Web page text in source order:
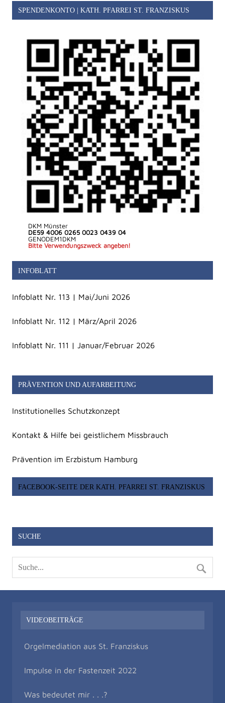
SPENDENKONTO | KATH. PFARREI ST. FRANZISKUS
DKM Münster
DE59 4006 0265 0023 0439 04
GENODEM1DKM
Bitte Verwendungszweck angeben!
INFOBLATT
Infoblatt Nr. 113 | Mai/Juni 2026
Infoblatt Nr. 112 | März/April 2026
Infoblatt Nr. 111 | Januar/Februar 2026
PRÄVENTION UND AUFARBEITUNG
Institutionelles Schutzkonzept
Kontakt & Hilfe bei geistlichem Missbrauch
Prävention im Erzbistum Hamburg
FACEBOOK-SEITE DER KATH. PFARREI ST. FRANZISKUS
SUCHE
VIDEOBEITRÄGE
Orgelmediation aus St. Franziskus
Impulse in der Fastenzeit 2022
Was bedeutet mir . . .?